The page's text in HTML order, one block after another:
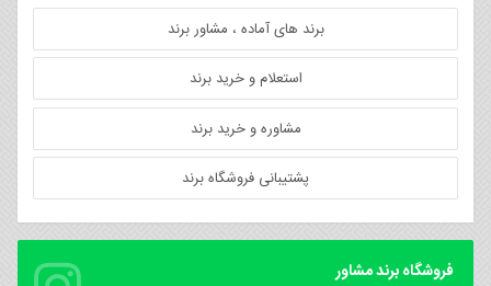
برند های آماده ، مشاور برند
استعلام و خرید برند
مشاوره و خرید برند
پشتیبانی فروشگاه برند
فروشگاه برند مشاور